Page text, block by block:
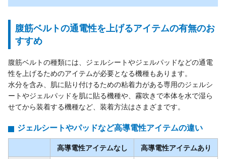
腹筋ベルトの通電性を上げるアイテムの有無のお
すすめ
腹筋ベルトの種類には、ジェルシートやジェルパッドなどの通電
性を上げるためのアイテムが必要となる機種もあります。
水分を含み、肌に貼り付けるための粘着力がある専用のジェルシ
ートやジェルパッドを肌に貼る機種や、霧吹きで本体を水で湿ら
せてから装着する機種など、装着方法はさまざまです。
ジェルシートやパッドなど高導電性アイテムの違い
高導電性アイテムなし
高導電性アイテムあり